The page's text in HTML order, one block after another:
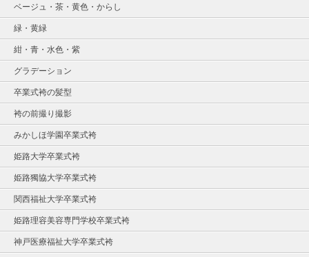
ベージュ・茶・黄色・からし
緑・黄緑
紺・青・水色・紫
グラデーション
卒業式袴の髪型
袴の前撮り撮影
みかしほ学園卒業式袴
姫路大学卒業式袴
姫路獨協大学卒業式袴
関西福祉大学卒業式袴
姫路理容美容専門学校卒業式袴
神戸医療福祉大学卒業式袴